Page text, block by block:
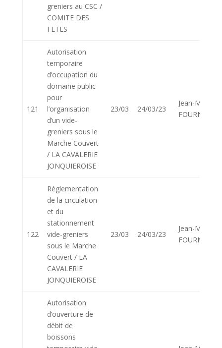
greniers au CSC /
COMITE DES
FETES
121
Autorisation
temporaire
d’occupation du
domaine public
pour
l’organisation
d’un vide-
greniers sous le
Marche Couvert
/ LA CAVALERIE
JONQUIEROISE
23/03 24/03/23
Jean-Marie
FOURNIER
122
Réglementation
de la circulation
et du
stationnement
vide-greniers
sous le Marche
Couvert / LA
CAVALERIE
JONQUIEROISE
23/03 24/03/23
Jean-Marie
FOURNIER
Autorisation
d’ouverture de
débit de
boissons